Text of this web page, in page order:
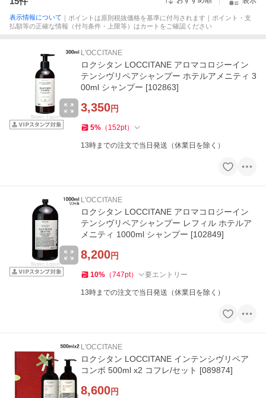
表示情報について ｜ポイントは原則税抜価格を基準に付与されます｜ポイント・支
払額等の正確な情報（付与条件・上限等）はカートをご確認ください
L'OCCITANE
ロクシタン LOCCITANE アロマコロジーイン
テンシヴリペアシャンプー ホテルアメニティ 3
00ml シャンプー [102863]
3,350円
5% （ 152pt）
13時までの注文で当日発送（休業日を除く）
L'OCCITANE
ロクシタン LOCCITANE アロマコロジーイン
テンシヴリペアシャンプー レフィル ホテルア
メニティ 1000ml シャンプー [102849]
8,200円
10% （747pt） 要エントリー
13時までの注文で当日発送（休業日を除く）
L'OCCITANE
ロクシタン LOCCITANE インテンシヴリペア
コンボ 500ml x2 コフレ/セット [089874]
8,600円